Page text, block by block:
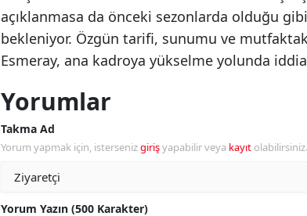
açıklanmasa da önceki sezonlarda olduğu
bekleniyor. Özgün tarifi, sunumu ve
Esmeray, ana kadroya yükselme yolunda
Yorumlar
Takma Ad
Yorum yapmak için, istersenizgirişyapabilir veya kayıt olabilirsiniz.
Yorum Yazın (500 Karakter)